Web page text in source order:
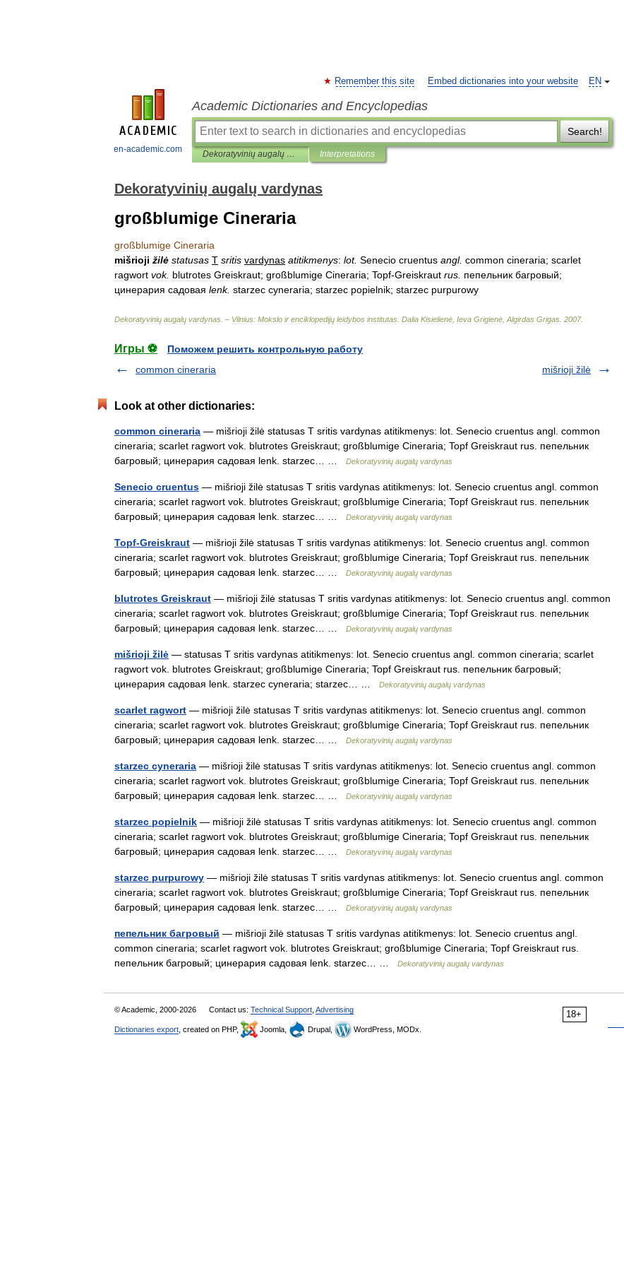
en-academic.com
EN
Remember this site Embed dictionaries into your website
Academic Dictionaries and Encyclopedias
Search!
Dekoratyvinių augalų vardynas Interpretations
Dekoratyvinių augalų vardynas
großblumige Cineraria
großblumige Cineraria
mišrioji žilė statusas T sritis vardynas atitikmenys: lot. Senecio cruentus angl. common cineraria; scarlet
ragwort vok. blutrotes Greiskraut; großblumige Cineraria; Topf-Greiskraut rus пепельник багровый;
цинерария садовая lenk. starzec cyneraria; starzec popielnik; starzec purpurowy
Dekoratyvinių augalų vardynas . – Vilnius: Mokslo ir enciklopedijų leidybos institutas Dalia Kisielienė Ieva Grigienė Algirdas Grigas 2007.
Игры ⚽
Поможем решить контрольную работу
common cineraria
mišrioji žilė
Look at other dictionaries:
common cineraria — mišrioji žilė statusas T sritis vardynas atitikmenys: lot. Senecio cruentus angl. common
cineraria; scarlet ragwort vok. blutrotes Greiskraut; großblumige Cineraria; Topf Greiskraut rus. пепельник
багровый; цинерария садовая lenk. starzec… …
Dekoratyvinių augalų vardynas
Senecio cruentus — mišrioji žilė statusas T sritis vardynas atitikmenys: lot. Senecio cruentus angl. common
cineraria; scarlet ragwort vok. blutrotes Greiskraut; großblumige Cineraria; Topf Greiskraut rus. пепельник
багровый; цинерария садовая lenk. starzec… …
Dekoratyvinių augalų vardynas
Topf-Greiskraut — mišrioji žilė statusas T sritis vardynas atitikmenys: lot. Senecio cruentus angl. common
cineraria; scarlet ragwort vok. blutrotes Greiskraut; großblumige Cineraria; Topf Greiskraut rus. пепельник
багровый; цинерария садовая lenk. starzec… …
Dekoratyvinių augalų vardynas
blutrotes Greiskraut — mišrioji žilė statusas T sritis vardynas atitikmenys: lot. Senecio cruentus angl. common
cineraria; scarlet ragwort vok. blutrotes Greiskraut; großblumige Cineraria; Topf Greiskraut rus. пепельник
багровый; цинерария садовая lenk. starzec… …
Dekoratyvinių augalų vardynas
mišrioji žilė — statusas T sritis vardynas atitikmenys: lot. Senecio cruentus angl. common cineraria; scarlet
ragwort vok. blutrotes Greiskraut; großblumige Cineraria; Topf Greiskraut rus. пепельник багровый;
цинерария садовая lenk. starzec cyneraria; starzec… …
Dekoratyvinių augalų vardynas
scarlet ragwort — mišrioji žilė statusas T sritis vardynas atitikmenys: lot. Senecio cruentus angl. common
cineraria; scarlet ragwort vok. blutrotes Greiskraut; großblumige Cineraria; Topf Greiskraut rus. пепельник
багровый; цинерария садовая lenk. starzec… …
Dekoratyvinių augalų vardynas
starzec cyneraria — mišrioji žilė statusas T sritis vardynas atitikmenys: lot. Senecio cruentus angl. common
cineraria; scarlet ragwort vok. blutrotes Greiskraut; großblumige Cineraria; Topf Greiskraut rus. пепельник
багровый; цинерария садовая lenk. starzec… …
Dekoratyvinių augalų vardynas
starzec popielnik — mišrioji žilė statusas T sritis vardynas atitikmenys: lot. Senecio cruentus angl. common
cineraria; scarlet ragwort vok. blutrotes Greiskraut; großblumige Cineraria; Topf Greiskraut rus. пепельник
багровый; цинерария садовая lenk. starzec… …
Dekoratyvinių augalų vardynas
starzec purpurowy — mišrioji žilė statusas T sritis vardynas atitikmenys: lot. Senecio cruentus angl. common
cineraria; scarlet ragwort vok. blutrotes Greiskraut; großblumige Cineraria; Topf Greiskraut rus. пепельник
багровый; цинерария садовая lenk. starzec… …
Dekoratyvinių augalų vardynas
пепельник багровый — mišrioji žilė statusas T sritis vardynas atitikmenys: lot. Senecio cruentus angl.
common cineraria; scarlet ragwort vok. blutrotes Greiskraut; großblumige Cineraria; Topf Greiskraut rus.
пепельник багровый; цинерария садовая lenk. starzec… …
Dekoratyvinių augalų vardynas
18+
© Academic, 2000-2026 Contact us: Technical Support Advertising
Dictionaries export , created on PHP, Joomla, Drupal, WordPress, MODx.